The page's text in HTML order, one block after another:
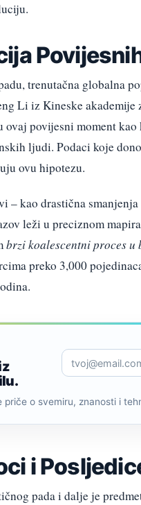
trenutačna globalna
Li iz Kineske
povijesni moment
ljudi. Podaci koje
ovu hipotezu.
– kao drastična
leži u preciznom
brzi koalescentni proces u
preko 3,000
priče o svemiru, znanosti i
i
pada i dalje je